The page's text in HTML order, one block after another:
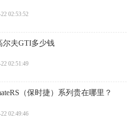
02:53:52
尔夫GTI多少钱
02:51:49
（保时捷）系列贵在哪里？
02:49:46